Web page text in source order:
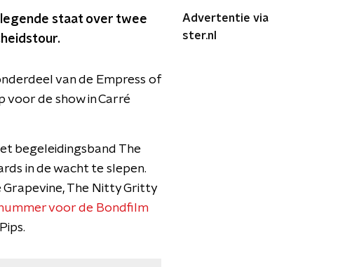
staat over twee
van de Empress of
voor de show in Carré
begeleidingsband The
in de wacht te slepen.
The Nitty Gritty
voor de Bondfilm
Advertentie via
ster.nl